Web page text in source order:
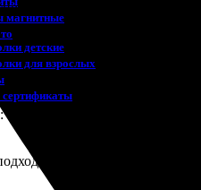
магнитные
детские
для взрослых
вполне адекватные.
: ★
отличное качество.